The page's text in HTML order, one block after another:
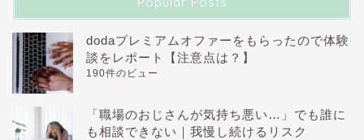
dodaプレミアムオファーをもらったので体験
談をレポート【注意点は？】
190件のビュー
「職場のおじさんが気持ち悪い…」でも誰に
も相談できない｜我慢し続けるリスク